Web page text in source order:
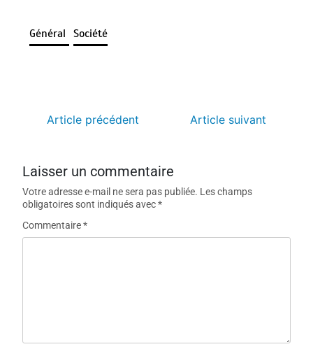
Général Société
Article précédent Article suivant
Laisser un commentaire
Votre adresse e-mail ne sera pas publiée. Les champs
obligatoires sont indiqués avec*
Commentaire*